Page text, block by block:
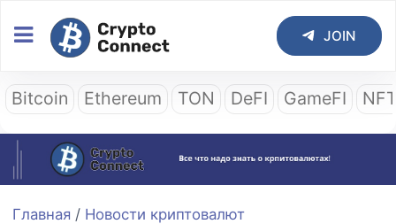
JOIN
Bitcoin Ethereum TON DeFI GameFI
Главная / Новости криптовалют